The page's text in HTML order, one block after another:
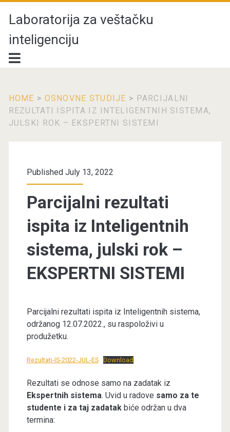
Laboratorija za veštačku
inteligenciju
HOME > OSNOVNE STUDIJE > PARCIJALNI
REZULTATI ISPITA IZ INTELIGENTNIH SISTEMA,
JULSKI ROK – EKSPERTNI SISTEMI
Published July 13, 2022
Parcijalni rezultati
ispita iz Inteligentnih
sistema, julski rok –
EKSPERTNI SISTEMI
Parcijalni rezultati ispita iz Inteligentnih sistema,
održanog 12.07.2022., su raspoloživi u
produžetku.
Rezultati-IS-2022-JUL-ES Download
Rezultati se odnose samo na zadatak iz
Ekspertnih sistema. Uvid u radove samo za te
studente i za taj zadatakbiće održan u dva
termina: